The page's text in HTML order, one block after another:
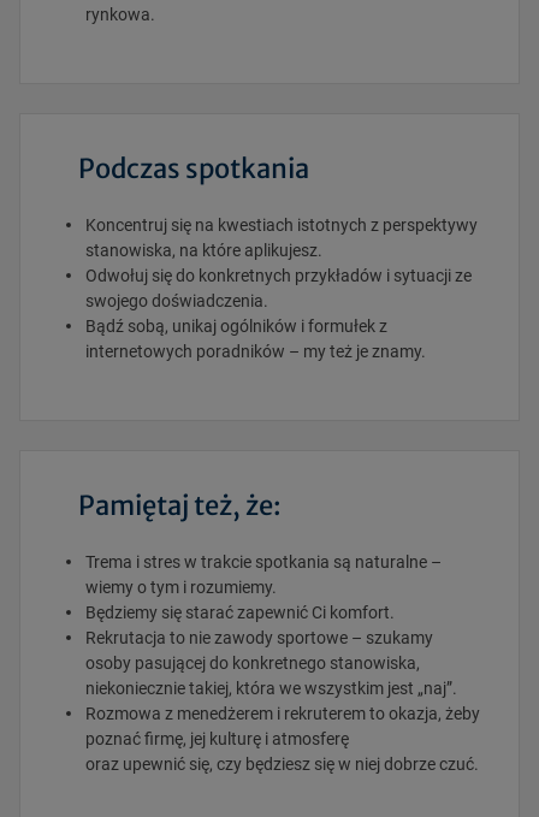
rynkowa.
Podczas spotkania
Koncentruj się na kwestiach istotnych z perspektywy
stanowiska, na które aplikujesz.
Odwołuj się do konkretnych przykładów i sytuacji ze
swojego doświadczenia.
Bądź sobą, unikaj ogólników i formułek z
internetowych poradników – my też je znamy.
Pamiętaj też, że:
Trema i stres w trakcie spotkania są naturalne –
wiemy o tym i rozumiemy.
Będziemy się starać zapewnić Ci komfort.
Rekrutacja to nie zawody sportowe – szukamy
osoby pasującej do konkretnego stanowiska,
niekoniecznie takiej, która we wszystkim jest „naj”.
Rozmowa z menedżerem i rekruterem to okazja, żeby
poznać firmę, jej kulturę i atmosferę
oraz upewnić się, czy będziesz się w niej dobrze czuć.